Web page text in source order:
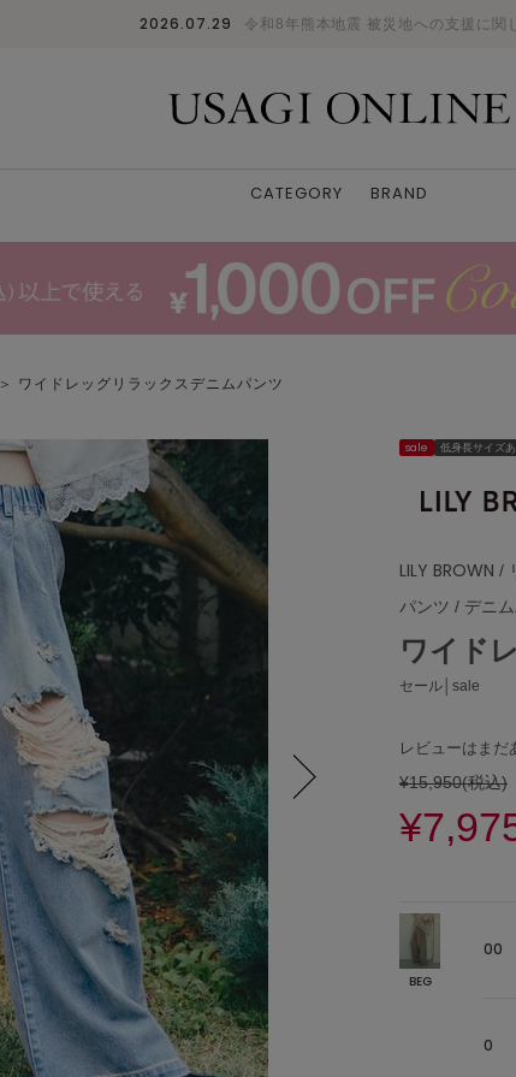
2026.07.29 令和8年熊本地震 被災地への支援に関
CATEGORY BRAND
＞ ワイドレッグリラックスデニムパンツ
sale 低身長サイズあ
LILY BROWN /
パンツ / デニ
ワイド
セール│sale
レビューはまだ
¥15,950(税込)
BEG
00
0